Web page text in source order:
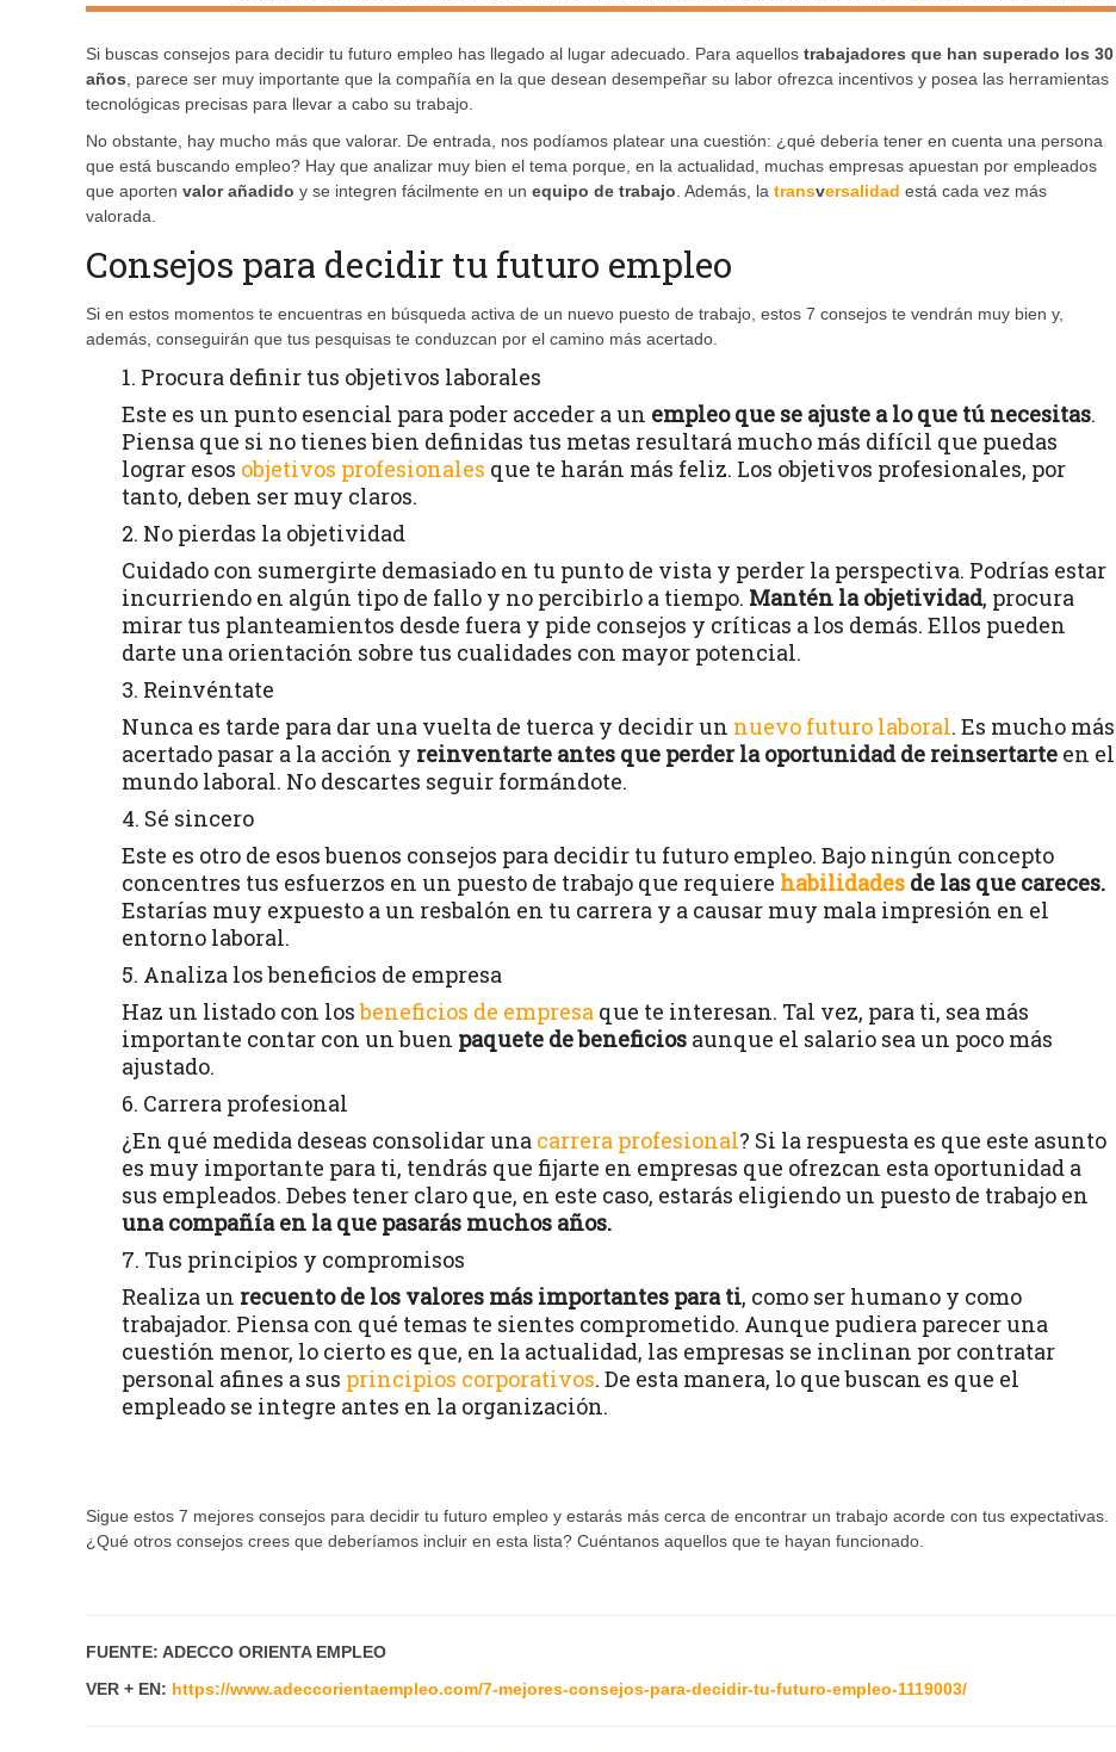
Si buscas consejos para decidir tu futuro empleo has llegado al lugar adecuado. Para aquellos trabajadores que han superado los 30
años, parece ser muy importante que la compañía en la que desean desempeñar su labor ofrezca incentivos y posea las herramientas
tecnológicas precisas para llevar a cabo su trabajo.
No obstante, hay mucho más que valorar. De entrada, nos podíamos platear una cuestión: ¿qué debería tener en cuenta una persona
que está buscando empleo? Hay que analizar muy bien el tema porque, en la actualidad, muchas empresas apuestan por empleados
que aporten valor añadido y se integren fácilmente en un equipo de trabajo. Además, la transversalidad está cada vez más
valorada.
Consejos para decidir tu futuro empleo
Si en estos momentos te encuentras en búsqueda activa de un nuevo puesto de trabajo, estos 7 consejos te vendrán muy bien y,
además, conseguirán que tus pesquisas te conduzcan por el camino más acertado.
1. Procura definir tus objetivos laborales
Este es un punto esencial para poder acceder a un empleo que se ajuste a lo que tú necesitas.
Piensa que si no tienes bien definidas tus metas resultará mucho más difícil que puedas
lograr esos objetivos profesionales que te harán más feliz. Los objetivos profesionales, por
tanto, deben ser muy claros.
2. No pierdas la objetividad
Cuidado con sumergirte demasiado en tu punto de vista y perder la perspectiva. Podrías estar
incurriendo en algún tipo de fallo y no percibirlo a tiempo. Mantén la objetividad, procura
mirar tus planteamientos desde fuera y pide consejos y críticas a los demás. Ellos pueden
darte una orientación sobre tus cualidades con mayor potencial.
3. Reinvéntate
Nunca es tarde para dar una vuelta de tuerca y decidir un nuevo futuro laboral. Es mucho más
acertado pasar a la acción y reinventarte antes que perder la oportunidad de reinsertarte en el
mundo laboral. No descartes seguir formándote.
4. Sé sincero
Este es otro de esos buenos consejos para decidir tu futuro empleo. Bajo ningún concepto
concentres tus esfuerzos en un puesto de trabajo que requiere habilidades de las que careces.
Estarías muy expuesto a un resbalón en tu carrera y a causar muy mala impresión en el
entorno laboral.
5. Analiza los beneficios de empresa
Haz un listado con losbeneficios de empresa que te interesan. Tal vez, para ti, sea más
importante contar con un buen paquete de beneficios aunque el salario sea un poco más
ajustado.
6. Carrera profesional
¿En qué medida deseas consolidar una carrera profesional? Si la respuesta es que este asunto
es muy importante para ti, tendrás que fijarte en empresas que ofrezcan esta oportunidad a
sus empleados. Debes tener claro que, en este caso, estarás eligiendo un puesto de trabajo en
una compañía en la que pasarás muchos años.
7. Tus principios y compromisos
Realiza un recuento de los valores más importantes para ti, como ser humano y como
trabajador. Piensa con qué temas te sientes comprometido. Aunque pudiera parecer una
cuestión menor, lo cierto es que, en la actualidad, las empresas se inclinan por contratar
personal afines a sus principios corporativos. De esta manera, lo que buscan es que el
empleado se integre antes en la organización.
Sigue estos 7 mejores consejos para decidir tu futuro empleo y estarás más cerca de encontrar un trabajo acorde con tus expectativas.
¿Qué otros consejos crees que deberíamos incluir en esta lista? Cuéntanos aquellos que te hayan funcionado.
FUENTE: ADECCO ORIENTA EMPLEO
VER + EN: https://www.adeccorientaempleo.com/7-mejores-consejos-para-decidir-tu-futuro-empleo-1119003/